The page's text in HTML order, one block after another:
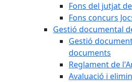
Fons del jutjat
Fons concurs
Gestió documental
Gestió
documents
Reglament de
Avaluació i